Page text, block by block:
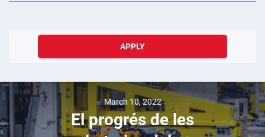
APPLY
March 10, 2022
El progrés de les